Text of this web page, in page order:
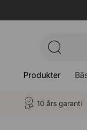
Produkter
10 års garanti